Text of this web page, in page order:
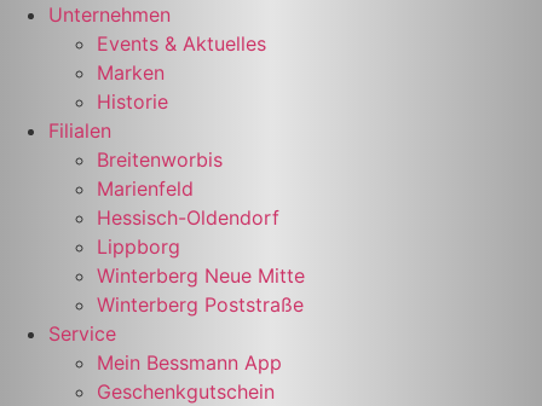
Zum
springen
Unternehmen
Events & Aktuelles
Marken
Historie
Filialen
Breitenworbis
Marienfeld
Hessisch-Oldendorf
Lippborg
Winterberg Neue Mitte
Winterberg Poststraße
Service
Mein Bessmann App
Geschenkgutschein